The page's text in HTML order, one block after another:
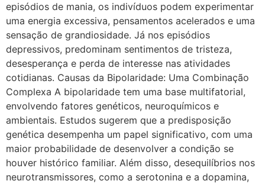
episódios de mania, os indivíduos podem experimentar
uma energia excessiva, pensamentos acelerados e uma
sensação de grandiosidade. Já nos episódios
depressivos, predominam sentimentos de tristeza,
desesperança e perda de interesse nas atividades
cotidianas. Causas da Bipolaridade: Uma Combinação
Complexa A bipolaridade tem uma base multifatorial,
envolvendo fatores genéticos, neuroquímicos e
ambientais. Estudos sugerem que a predisposição
genética desempenha um papel significativo, com uma
maior probabilidade de desenvolver a condição se
houver histórico familiar. Além disso, desequilíbrios nos
neurotransmissores, como a serotonina e a dopamina,